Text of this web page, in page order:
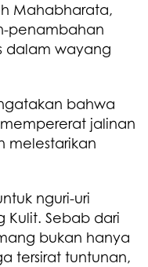
Mahabharata,
penambahan
dalam wayang
bahwa
jalinan
melestarikan
nguri-uri
Kulit. Sebab dari
bukan hanya
tersirat tuntunan,